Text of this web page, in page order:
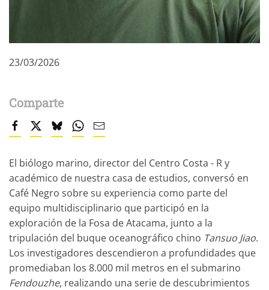
23/03/2026
Comparte
El biólogo marino, director del Centro Costa - R y
académico de nuestra casa de estudios, conversó en
Café Negro sobre su experiencia como parte del
equipo multidisciplinario que participó en la
exploración de la Fosa de Atacama, junto a la
tripulación del buque oceanográfico chino Tansuo Jiao.
Los investigadores descendieron a profundidades que
promediaban los 8.000 mil metros en el submarino
Fendouzhe, realizando una serie de descubrimientos